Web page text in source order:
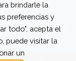
04
info@fchp.es
brindarle la
preferencias y
todo", acepta el
puede visitar la
un